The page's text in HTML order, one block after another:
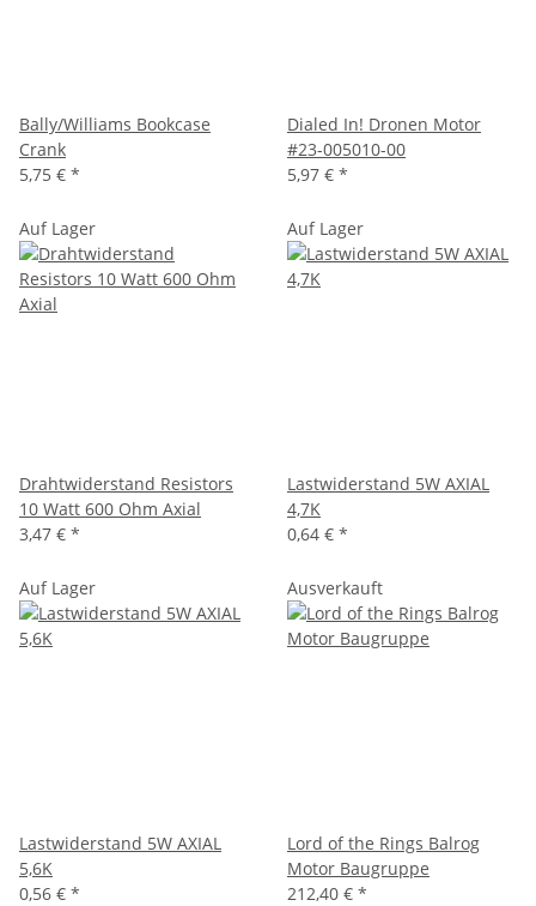
Bally/Williams Bookcase
Crank
5,75 € *
Dialed In! Dronen Motor
#23-005010-00
5,97 € *
Auf Lager
Drahtwiderstand Resistors
10 Watt 600 Ohm Axial
3,47 € *
Auf Lager
Lastwiderstand 5W AXIAL
4,7K
0,64 € *
Auf Lager
Lastwiderstand 5W AXIAL
5,6K
0,56 € *
Ausverkauft
Lord of the Rings Balrog
Motor Baugruppe
212,40 € *